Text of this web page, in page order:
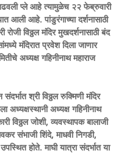
प्ले आहे त्यामुळेच २२ फेब्रुवारी
आली आहे. पांडुरंगाच्या दर्शनासाठी
विठ्ठल मंदिर मुखदर्शनासाठी बंद
मंदिरात प्रवेश दिला जाणार
अध्यक्ष गहिनीनाथ महाराज
श्री विठ्ठल रुक्मिणी मंदिर
अध्यक्ष गहिनीनाथ
विठ्ठल जोशी, व्यवस्थापक बालाजी
संभाजी शिंदे, माधवी निगडी,
होते. माघी यात्रा संदर्भात या